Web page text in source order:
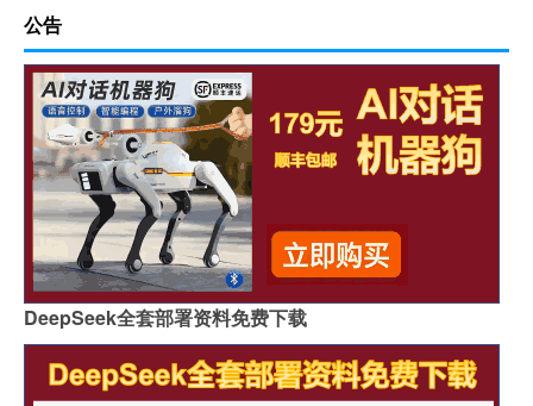
公告
DeepSeek全套部署资料免费下载